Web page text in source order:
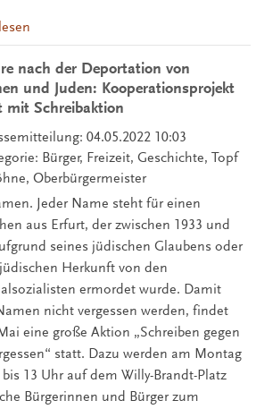
nach der Deportation von
und Juden: Kooperationsprojekt
mit Schreibaktion
04.05.2022 10:03
Bürger, Freizeit, Geschichte, Topf
Oberbürgermeister
Jeder Name steht für einen
aus Erfurt, der zwischen 1933 und
seines jüdischen Glaubens oder
Herkunft von den
ermordet wurde. Damit
nicht vergessen werden, findet
eine große Aktion „Schreiben gegen
statt. Dazu werden am Montag
13 Uhr auf dem Willy-Brandt-Platz
Bürgerinnen und Bürger zum